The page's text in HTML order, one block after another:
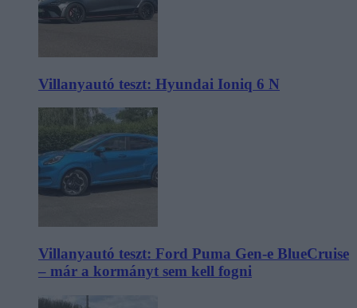
Villanyautó teszt: Hyundai Ioniq 6 N
Villanyautó teszt: Ford Puma Gen-e BlueCruise
– már a kormányt sem kell fogni